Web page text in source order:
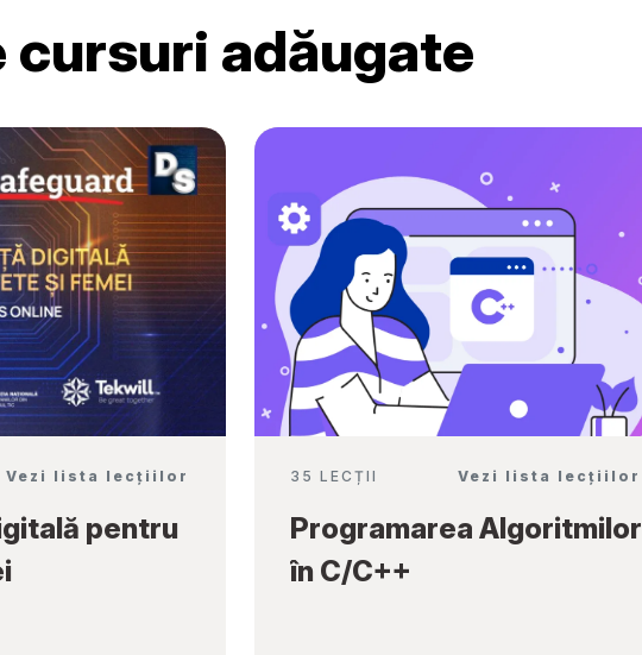
Ambassadors”
cursuri adăugate
Vezi lista lecțiilor
pentru
35 LECȚII Vezi lista lecțiilor
Programarea Algoritmilor
în C/C++